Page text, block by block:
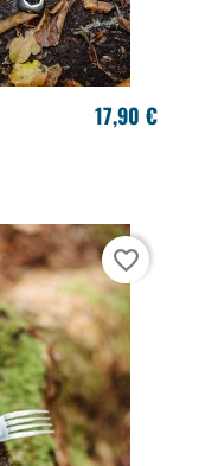
17,90 €
favorite_border